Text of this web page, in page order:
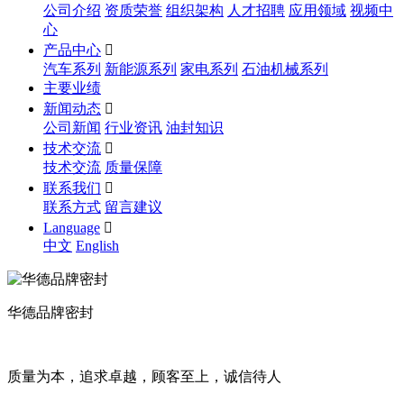
公司介绍 资质荣誉 组织架构 人才招聘 应用领域 视频中
心
产品中心 
汽车系列 新能源系列 家电系列 石油机械系列
主要业绩
新闻动态 
公司新闻 行业资讯 油封知识
技术交流 
技术交流 质量保障
联系我们 
联系方式 留言建议
Language 
中文 English
华德品牌密封
质量为本，追求卓越，顾客至上，诚信待人